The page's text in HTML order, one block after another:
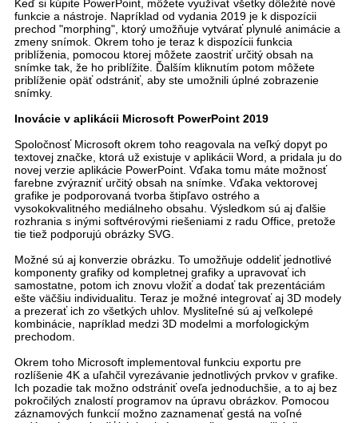
Keď si kúpite PowerPoint, môžete využívať všetky dôležité nové
funkcie a nástroje. Napríklad od vydania 2019 je k dispozícii
prechod "morphing", ktorý umožňuje vytvárať plynulé animácie a
zmeny snímok. Okrem toho je teraz k dispozícii funkcia
priblíženia, pomocou ktorej môžete zaostriť určitý obsah na
snímke tak, že ho priblížite. Ďalším kliknutím potom môžete
priblíženie opäť odstrániť, aby ste umožnili úplné zobrazenie
snímky.
Inovácie v aplikácii Microsoft PowerPoint 2019
Spoločnosť Microsoft okrem toho reagovala na veľký dopyt po
textovej značke, ktorá už existuje v aplikácii Word, a pridala ju do
novej verzie aplikácie PowerPoint. Vďaka tomu máte možnosť
farebne zvýrazniť určitý obsah na snímke. Vďaka vektorovej
grafike je podporovaná tvorba štipľavo ostrého a
vysokokvalitného mediálneho obsahu. Výsledkom sú aj ďalšie
rozhrania s inými softvérovými riešeniami z radu Office, pretože
tie tiež podporujú obrázky SVG.
Možné sú aj konverzie obrázku. To umožňuje oddeliť jednotlivé
komponenty grafiky od kompletnej grafiky a upravovať ich
samostatne, potom ich znovu vložiť a dodať tak prezentáciám
ešte väčšiu individualitu. Teraz je možné integrovať aj 3D modely
a prezerať ich zo všetkých uhlov. Mysliteľné sú aj veľkolepé
kombinácie, napríklad medzi 3D modelmi a morfologickým
prechodom.
Okrem toho Microsoft implementoval funkciu exportu pre
rozlíšenie 4K a uľahčil vyrezávanie jednotlivých prvkov v grafike.
Ich pozadie tak možno odstrániť oveľa jednoduchšie, a to aj bez
pokročilých znalostí programov na úpravu obrázkov. Pomocou
záznamových funkcií možno zaznamenať gestá na voľné